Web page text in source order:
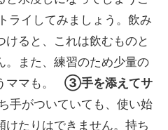
ライしてみましょう。飲み
ると、これは飲むものと
。また、練習のため少量の
ママも。 ③手を添えてサ
手がついていても、使い始
たりはできません。持ち